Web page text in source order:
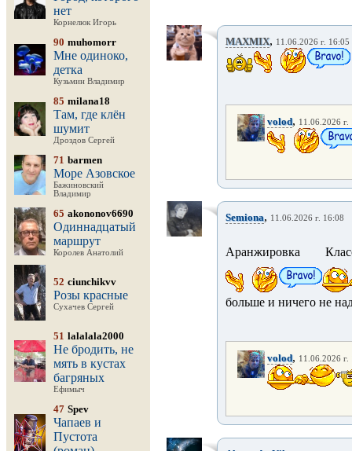
нет
Корнелюк Игорь
90 muhomorr
Мне одиноко,
детка
Кузьмин Владимир
85 milana18
Там, где клён
шумит
Дроздов Сергей
71 barmen
Море Азовское
Бажиновский
Владимир
65 akononov6690
Одиннадцатый
маршрут
Королев Анатолий
52 ciunchikvv
Розы красные
Сухачев Сергей
51 lalalala2000
Не бродить, не
мять в кустах
багряных
Ефимыч
47 Spev
Чапаев и
Пустота
MAXMIX, 11.06.2026 г. 16:05
volod, 11.06.2026 г.
Semiona, 11.06.2026 г. 16:08
Аранжировка
больше и ничего не
volod, 11.06.2026 г.